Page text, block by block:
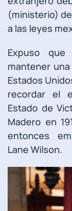
(ministerio)
a las leyes
Expuso
mantener
Estados
recordar el
Estado de
Madero en
entonces
Lane Wilson.